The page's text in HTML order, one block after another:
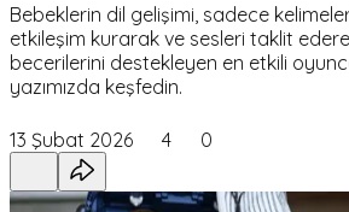
Bebeklerin dil gelişimi, sadece
etkileşim kurarak ve sesleri taklit
becerilerini destekleyen en etkili
yazımızda keşfedin.
13 Şubat 2026 4 0